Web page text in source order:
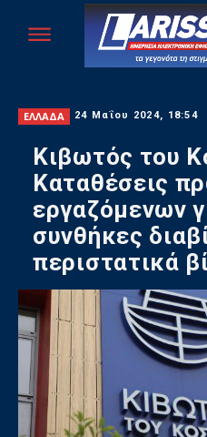
ΕΛΛΑΔΑ 24 Μαΐου 2024, 18:54
Κιβωτός του
Καταθέσεις
εργαζόμενων
συνθήκες
περιστατικά